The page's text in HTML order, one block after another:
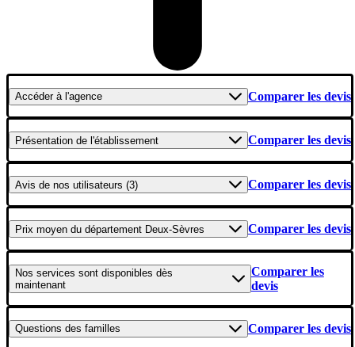
Accéderà l'agence Comparer les devis
Présentation de l'établissement Comparer les devis
Avis de nos utilisateurs (3) Comparer les devis
Prix moyen du département Deux-Sèvres Comparer les devis
Nos services sont disponibles dès
maintenant
Comparer les
devis
Questions des familles Comparer les devis